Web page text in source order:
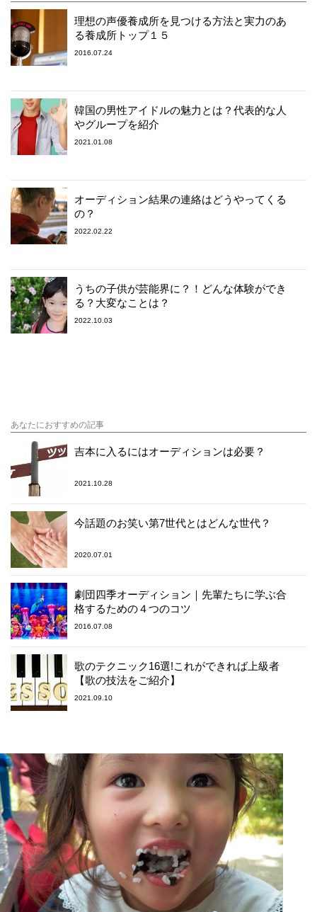
理想の声優養成所を見つける方法と実力のあ
る養成所トップ１５
2016.07.24
韓国の男性アイドルの魅力とは？代表的な人
やグループを紹介
2021.01.08
オーディション結果の連絡はどうやってくる
の？
2022.02.22
うちの子供が芸能界に？！どんな体験ができ
る？大変なことは？
2022.10.03
あなたにおすすめの記事
吉本に入るにはオーディションは必要？
2021.10.28
今話題のお笑い第7世代とはどんな世代？
2020.07.01
劇団四季オーディション｜先輩たちに学ぶ合
格するための４つのコツ
2016.07.08
歌のテクニック16選!これができれば上級者
【歌の技法をご紹介】
2021.09.10